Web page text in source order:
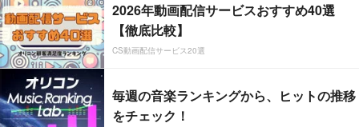
2026年動画配信サービスおすすめ40選
【徹底比較】
CS動画配信サービス20選
毎週の音楽ランキングから、ヒットの推移
をチェック！